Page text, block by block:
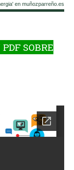
en muñozparreño.es
SOBRE